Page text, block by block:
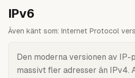
IPv6
Även känt som: Internet Protocol
Den moderna versionen av
massivt fler adresser än IPv4.